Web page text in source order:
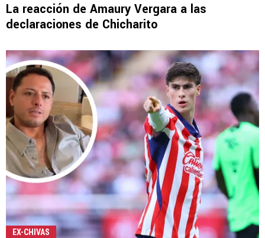
La reacción de Amaury Vergara a las
declaraciones de Chicharito
EX-CHIVAS